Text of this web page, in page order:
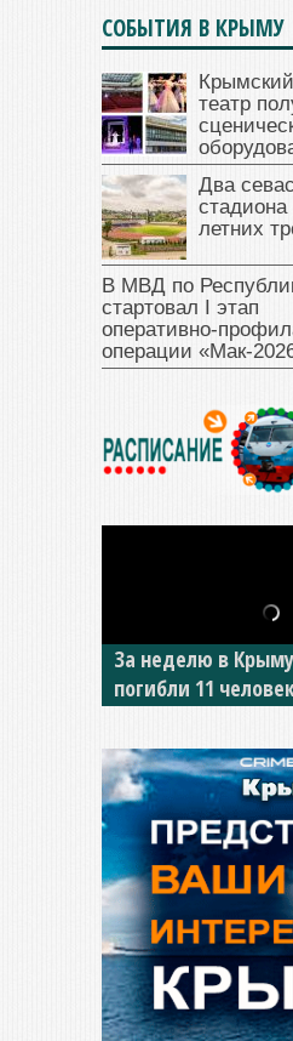
СОБЫТИЯ В КРЫМУ
театр
Два
летних
В МВД по
стартовал I этап
операции
За неделю в
погибли 11
В Джанкое
сбил двух детей на